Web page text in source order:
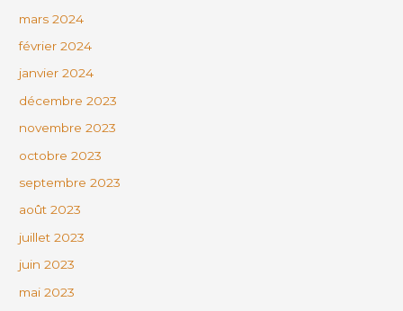
mars 2024
février 2024
janvier 2024
décembre 2023
novembre 2023
octobre 2023
septembre 2023
août 2023
juillet 2023
juin 2023
mai 2023